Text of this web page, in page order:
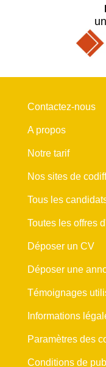
Contactez-nous
A propos
Notre tarif
Nos sites de
Tous les
Toutes les offres
Déposer un CV
Déposer une
Témoignages
Informations
Paramètres des
Conditions de